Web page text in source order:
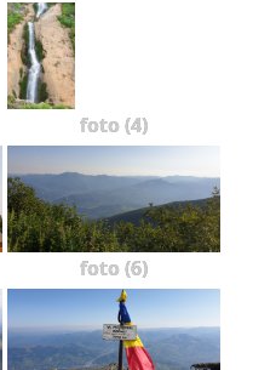
foto (4)
foto (6)